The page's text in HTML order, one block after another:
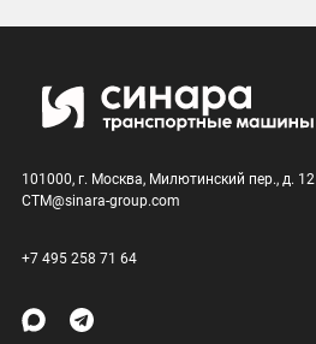
101000, г. Москва, Милютинский пер., д. 12
CTM@sinara-group.com
+7 495 258 71 64